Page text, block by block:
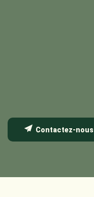
Contactez-nous